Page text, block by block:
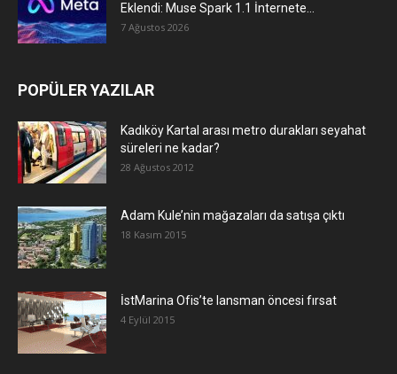
Eklendi: Muse Spark 1.1 İnternete...
7 Ağustos 2026
POPÜLER YAZILAR
Kadıköy Kartal arası metro durakları seyahat
süreleri ne kadar?
28 Ağustos 2012
Adam Kule’nin mağazaları da satışa çıktı
18 Kasım 2015
İstMarina Ofis’te lansman öncesi fırsat
4 Eylül 2015